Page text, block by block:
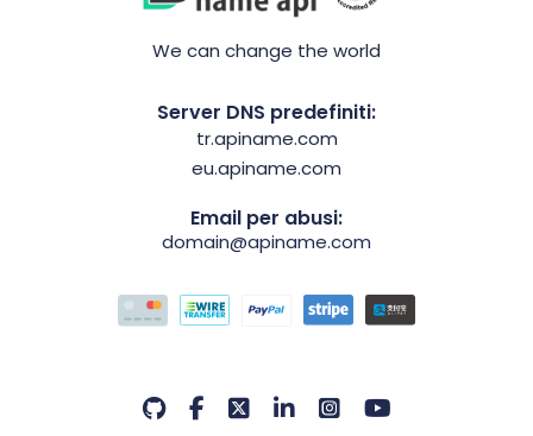
We can change the world
Server DNS predefiniti:
tr.apiname.com
eu.apiname.com
Email per abusi:
domain@apiname.com